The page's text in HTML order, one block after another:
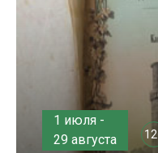
1 июля -
29 августа